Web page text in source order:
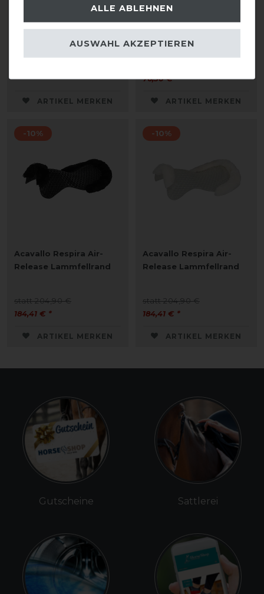
Acavallo Respira Air
ARTIKEL MERKEN
Acavallo Respira Air
Riser
76,50 € *
ARTIKEL MERKEN
-10%
Acavallo Respira Air-
Release Lammfellrand
statt 204,90 €
184,41 € *
ARTIKEL MERKEN
-10%
Acavallo Respira Air-
Release Lammfellrand
statt 204,90 €
184,41 € *
ARTIKEL MERKEN
Gutscheine Sattlerei
ALLE ABLEHNEN
AUSWAHL AKZEPTIEREN